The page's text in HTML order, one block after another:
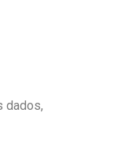
dados,